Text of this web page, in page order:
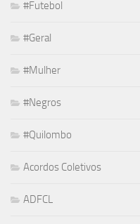
#Futebol
#Geral
#Mulher
#Negros
#Quilombo
Acordos Coletivos
ADFCL